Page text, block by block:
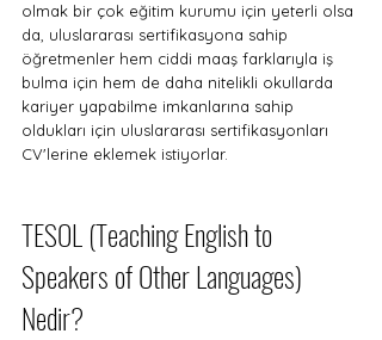
olmak bir çok eğitim kurumu için yeterli olsa
da, uluslararası sertifikasyona sahip
öğretmenler hem ciddi maaş farklarıyla iş
bulma için hem de daha nitelikli okullarda
kariyer yapabilme imkanlarına sahip
oldukları için uluslararası sertifikasyonları
CV'lerine eklemek istiyorlar.
TESOL (Teaching English to
Speakers of Other Languages)
Nedir?